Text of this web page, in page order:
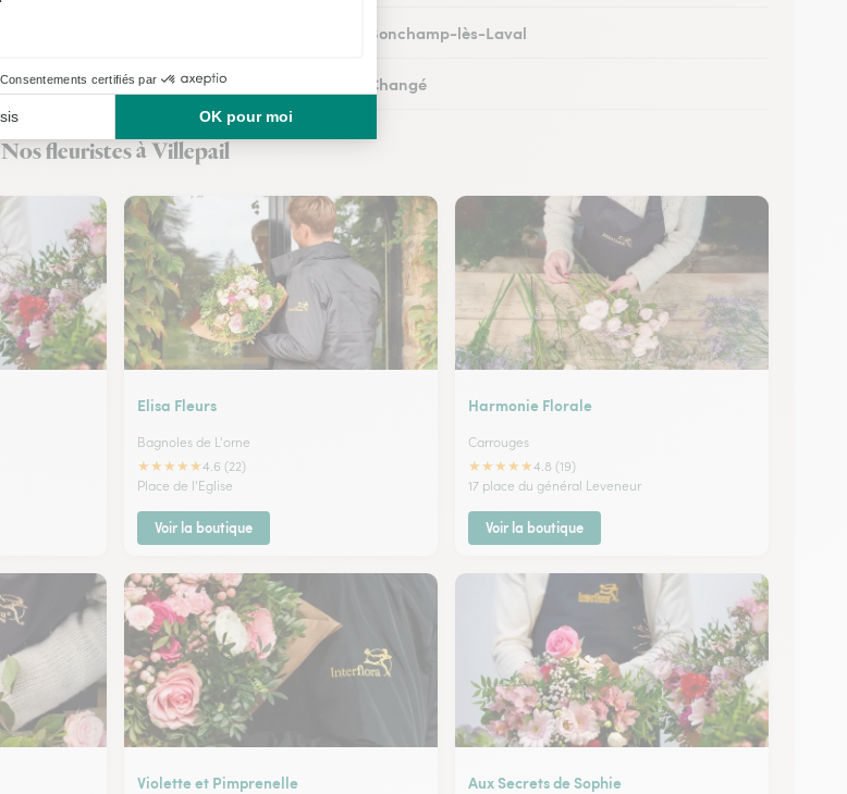
Fleuristes à Bonchamp-lès-Laval
Fleuristes à Changé
Fleuristes à Meslay-du-Maine
Nos fleuristes à Villepail
Elisa Fleurs
Bagnoles de L'orne
★★★★★4.6 (22)
Place de l'Eglise
Voir la boutique
Harmonie Florale
Carrouges
★★★★★4.8 (19)
17 place du général Leveneur
Voir la boutique
Violette et Pimprenelle Aux Secrets de Sophie